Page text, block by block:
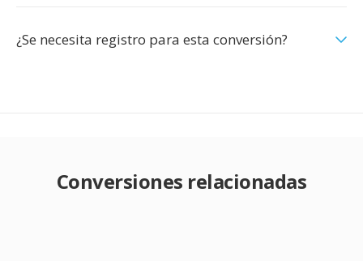
¿Se necesita registro para esta conversión?
Conversiones relacionadas